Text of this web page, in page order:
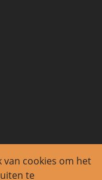
van cookies om het
te